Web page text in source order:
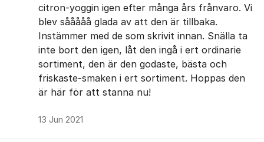
citron-yoggin igen efter många års frånvaro. Vi
blev sååååå glada av att den är tillbaka.
Instämmer med de som skrivit innan. Snälla ta
inte bort den igen, låt den ingå i ert ordinarie
sortiment, den är den godaste, bästa och
friskaste-smaken i ert sortiment. Hoppas den
är här för att stanna nu!
13 Jun 2021